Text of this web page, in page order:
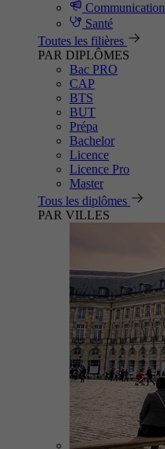
Communication
Santé
Toutes les filières
PAR DIPLÔMES
Bac PRO
CAP
BTS
BUT
Prépa
Bachelor
Licence
Licence Pro
Master
Tous les diplômes
PAR VILLES